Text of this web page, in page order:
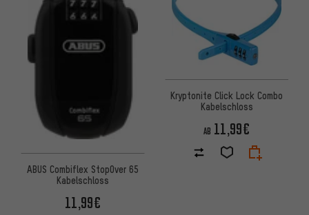
ABUS Combiflex StopOver 65
Kabelschloss
11,99€
Kryptonite Click Lock Combo
Kabelschloss
AB 11,99€